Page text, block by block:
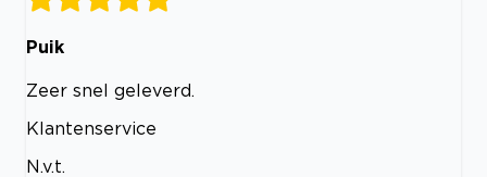
Puik
Zeer snel geleverd.
Klantenservice
N.v.t.